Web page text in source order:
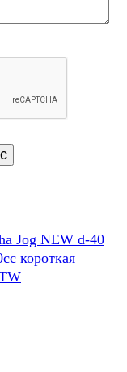
Jog NEW d-40
короткая